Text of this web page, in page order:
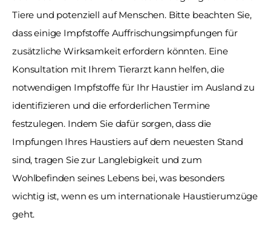
Tiere und potenziell auf Menschen. Bitte beachten Sie,
dass einige Impfstoffe Auffrischungsimpfungen für
zusätzliche Wirksamkeit erfordern könnten. Eine
Konsultation mit Ihrem Tierarzt kann helfen, die
notwendigen Impfstoffe für Ihr Haustier im Ausland zu
identifizieren und die erforderlichen Termine
festzulegen. Indem Sie dafür sorgen, dass die
Impfungen Ihres Haustiers auf dem neuesten Stand
sind, tragen Sie zur Langlebigkeit und zum
Wohlbefinden seines Lebens bei, was besonders
wichtig ist, wenn es um internationale Haustierumzüge
geht.